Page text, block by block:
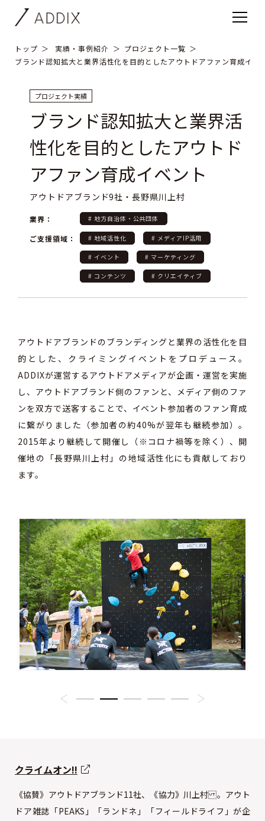
トップ 実績・事例紹介
プロジェクト一覧
ブランド認知拡大と業界活性化を目的としたアウトドアファン育成イベ
プロジェクト実績
ブランド認知拡大と業界活
性化を目的としたアウトド
アファン育成イベント
アウトドアブランド9社・長野県川上村
業界： # 地方自治体・公共団体
ご支援領域： # 地域活性化 # メディアIP活用
# イベント # マーケティング
# コンテンツ # クリエイティブ
アウトドアブランドのブランディングと業界の活性化を目
的とした、クライミングイベントをプロデュース。
ADDIXが運営するアウトドアメディアが企画・運営を実施
し、アウトドアブランド側のファンと、メディア側のファ
ンを双方で送客することで、イベント参加者のファン育成
に繋がりました（参加者の約40%が翌年も継続参加）。
2015年より継続して開催し（※コロナ禍等を除く）、開
催地の「長野県川上村」の地域活性化にも貢献しており
ます。
クライムオン!!
《協賛》アウトドアブランド11社、《協力》川上村 。アウト
ドア雑誌「PEAKS」「ランドネ」「フィールドライフ」が企